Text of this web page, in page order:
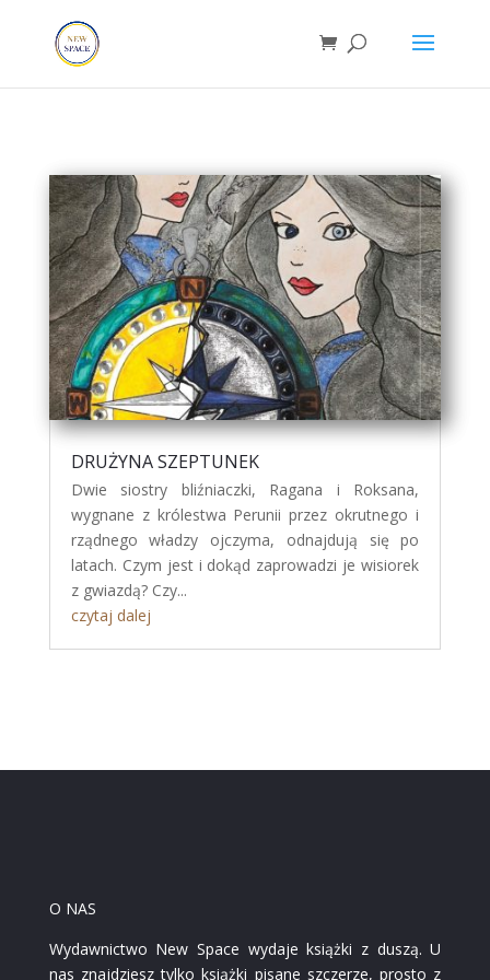
DRUŻYNA SZEPTUNEK
Dwie siostry bliźniaczki, Ragana i Roksana,
wygnane z królestwa Perunii przez okrutnego i
rządnego władzy ojczyma, odnajdują się po
latach. Czym jest i dokąd zaprowadzi je wisiorek
z gwiazdą? Czy...
czytaj dalej
O NAS
Wydawnictwo New Space wydaje książki z duszą. U
nas znajdziesz tylko książki pisane szczerze, prosto z